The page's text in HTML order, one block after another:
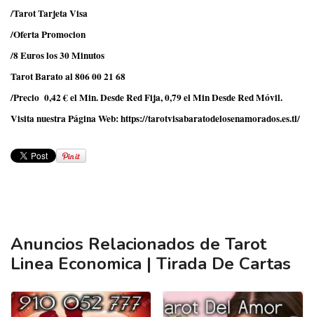
/Tarot Tarjeta Visa
/Oferta Promocion
/8 Euros los 30 Minutos
Tarot Barato al 806 00 21 68
/Precio 0,42 € el Min. Desde Red Fija, 0,79 el Min Desde Red Móvil.
Visita nuestra Página Web:https://tarotvisabaratodelosenamorados.es.tl/
Anuncios Relacionados de Tarot
Linea Economica | Tirada De Cartas